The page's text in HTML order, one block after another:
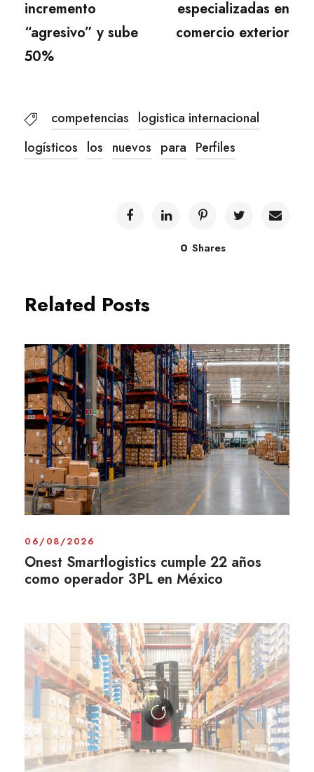
incremento
“agresivo” y sube
50%
especializadas en
comercio exterior
competencias logistica internacional
logísticos los nuevos para Perfiles
0 Shares
Related Posts
06/08/2026
Onest Smartlogistics cumple 22 años
como operador 3PL en México